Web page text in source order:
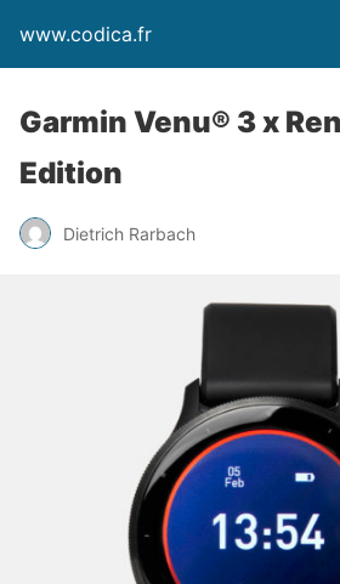
www.codica.fr
Garmin Venu® 3 x
Edition
Dietrich Rarbach